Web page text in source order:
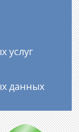
услуг
данных